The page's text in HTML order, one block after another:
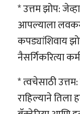
* उत्तम झोप:
आपल्याला
कपड्यांशिवाय
नैसर्गिकरित्या
* त्वचेसाठी
राहिल्याने